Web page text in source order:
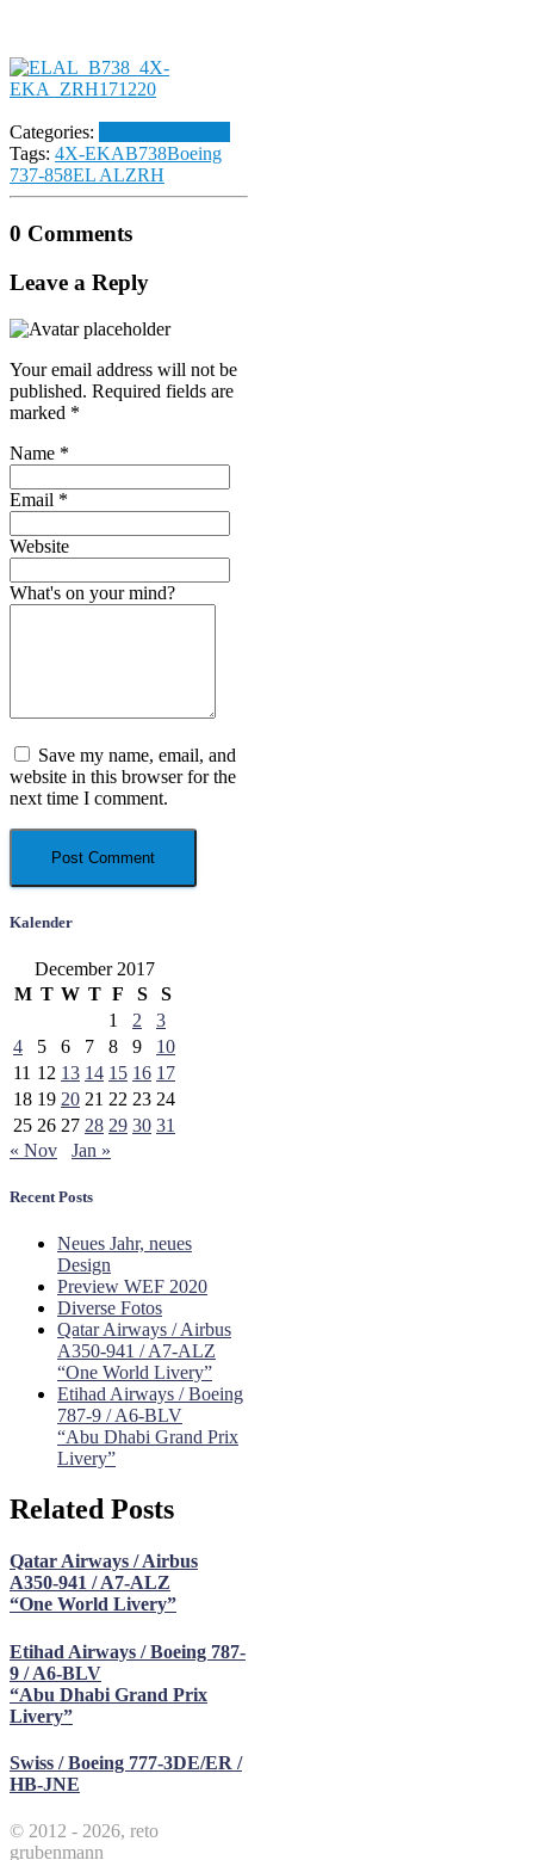
Categories:
Tags: 4X-EKAB738Boeing
737-858EL ALZRH
0 Comments
Leave a Reply
Your email address will not be
published. Required fields are
marked *
Name *
Email *
Website
What's on your mind?
Save my name, email, and
website in this browser for the
next time I comment.
Kalender
December 2017
M T W T F S
S
1
2
3
4
5 6 7 8 9
10
11 12 13 14 15 16 17
18 19 20 21 22 23 24
25 26 27 28 29 30 31
« Nov
Jan »
Recent Posts
Neues Jahr, neues
Design
Preview WEF 2020
Diverse Fotos
Qatar Airways / Airbus
A350-941 / A7-ALZ
“One World Livery”
Etihad Airways / Boeing
787-9 / A6-BLV
“Abu Dhabi Grand Prix
Livery”
Related Posts
Qatar Airways / Airbus
A350-941 / A7-ALZ
“One World Livery”
Etihad Airways / Boeing 787-
9 / A6-BLV
“Abu Dhabi Grand Prix
Livery”
Swiss / Boeing 777-3DE/ER /
HB-JNE
© 2012 - 2026, reto
grubenmann